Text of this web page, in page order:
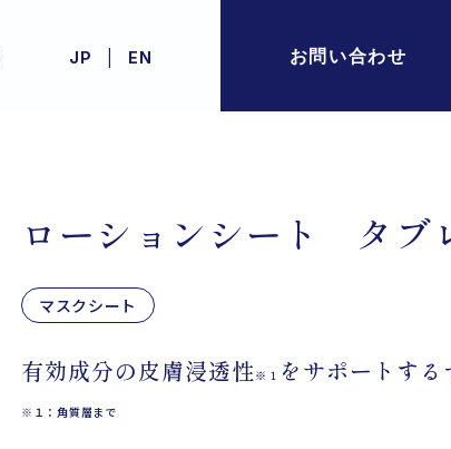
JP | EN お問い合わせ
ローションシート タブ
マスクシート
有効成分の皮膚浸透性 ※１ をサポートする
※１：角質層まで